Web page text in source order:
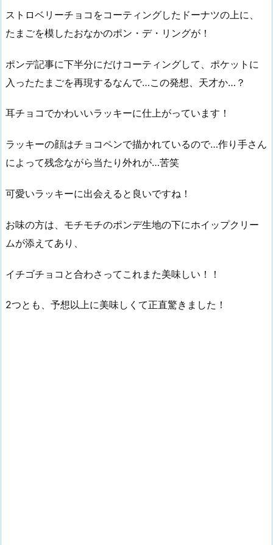
ストロベリーチョコをコーティングしたドーナツの上に、
たまごを模したおなかのポン・デ・リングが！
ポンデ記事に下半分にだけコーティングして、ポケットに
入ったたまごを再現するなんで…この発想、天才か…？
耳チョコでかわいいラッキーに仕上がっています！
ラッキーの顔はチョコペンで描かれているので…作り手さん
によって残念ながら当たり外れが…苦笑
可愛いラッキーに出会えると良いですね！
お味の方は、モチモチのポンデ生地の下にホイップクリー
ムが添えてあり、
イチゴチョコと合わさってこれまた美味しい！！
2つとも、予想以上に美味しくて正直驚きました！